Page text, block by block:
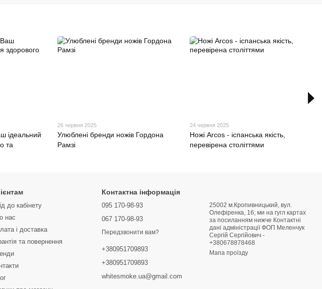
ідеальний
та
26 червня 2025
Улюблені бренди ножів Гордона
Рамзі
24 червня 2025
Ножі Arcos - іспанська якість,
перевірена століттями
до кабінету
нас
і доставка
та повернення
Контактна інформація
095 170-98-93
067 170-98-93
Передзвонити вам?
+380951709893
+380951709893
whitesmoke.ua@gmail.com
25002 м.Кропивницький, вул.
Олефіренка, 16; ми на гугл картах
за посиланням нижче Контактні
дані адміністрації ФОП Меленчук
Сергій Сергійович -
+380678878468
Мапа проїзду